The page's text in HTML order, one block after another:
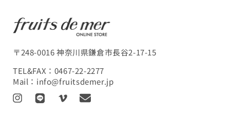
〒248-0016 神奈川県鎌倉市長谷2-17-15
TEL&FAX： 0467-22-2277
Mail： info@fruitsdemer.jp
I
L
V
T